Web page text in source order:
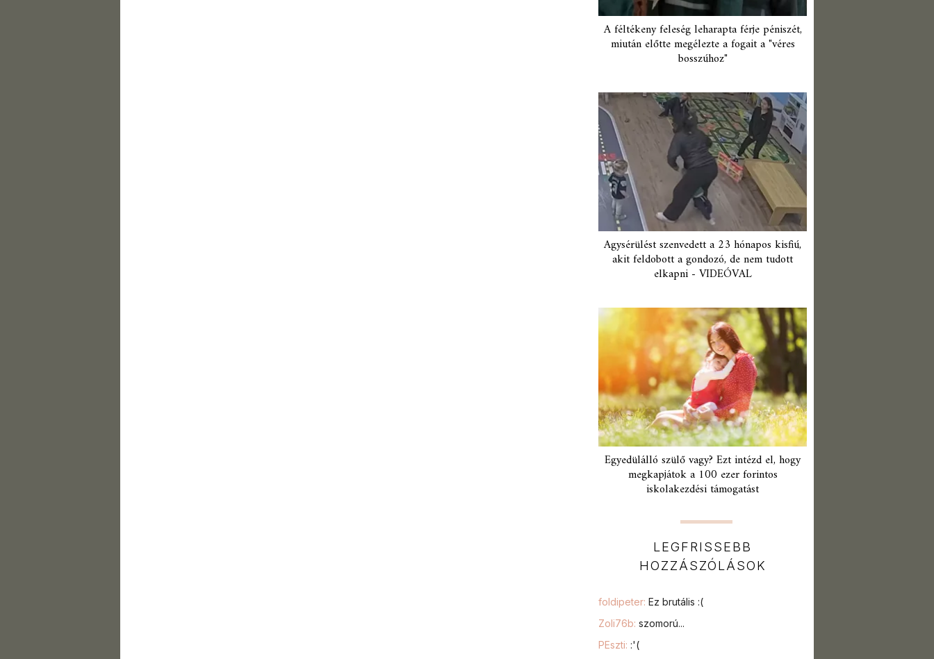
A féltékeny feleség leharapta férje péniszét,
miután előtte megélezte a fogait a "véres
bosszúhoz"
Agysérülést szenvedett a 23 hónapos kisfiú,
akit feldobott a gondozó, de nem tudott
elkapni - VIDEÓVAL
Egyedülálló szülő vagy? Ezt intézd el, hogy
megkapjátok a 100 ezer forintos
iskolakezdési támogatást
LEGFRISSEBB
HOZZÁSZÓLÁSOK
foldipeter: Ez brutális :(
Zoli76b: szomorú...
PEszti: :'(